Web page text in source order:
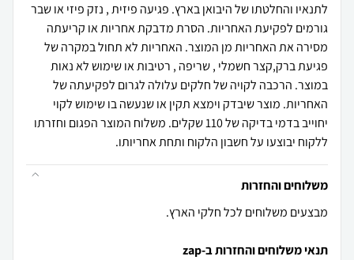
לתנאיו והחלטתו של היבואן בארץ. פגיעה פיזית , נזק פיזי או שבר
גורמים לפקיעת האחריות. הסרת מדבקת אחריות או קריעתה
מסירה את האחריות מן המוצר. האחריות לא תחול במקרה של
פגיעת ברק,קצר חשמלי , שריפה , רטיבות או שימוש לא נאות
במוצר. הרכבה לקויה של חלקים עלולה לגרום לפקיעתה של
האחריות. מוצר שיבדק וימצא תקין או שנעשה בו שימוש לקוי
יחוייב בדמי בדיקה של 110 שקלים. משלוח המוצר הפגום וחזרתו
ללקוח יבוצעו על חשבון הלקוח ותחת אחריותו.
משלוחים והחזרות
מבצעים משלוחים לכל חלקי הארץ.
תנאי משלוחים והחזרות ב-zap